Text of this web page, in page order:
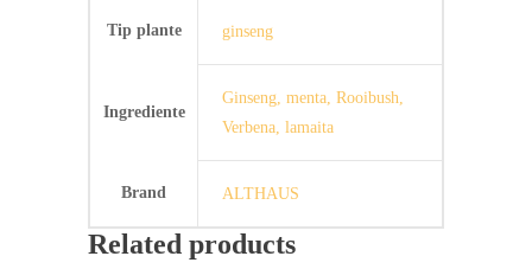
Tip plante ginseng
Ingrediente
Ginseng, menta, Rooibush,
Verbena, lamaita
Brand ALTHAUS
Related products